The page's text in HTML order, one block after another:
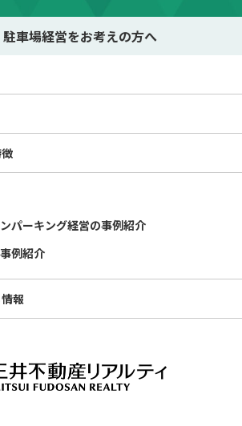
駐車場経営をお考えの方へ
パーキング経営の事例紹介
例紹介
報